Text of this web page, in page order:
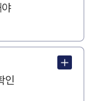
인